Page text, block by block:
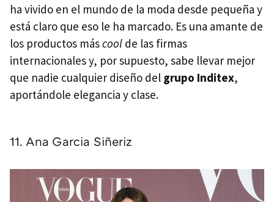
ha vivido en el mundo de la moda desde pequeña y
está claro que eso le ha marcado. Es una amante de
los productos máscool de las firmas
internacionales y, por supuesto, sabe llevar mejor
que nadie cualquier diseño del grupo Inditex,
aportándole elegancia y clase.
11. Ana Garcia Siñeriz